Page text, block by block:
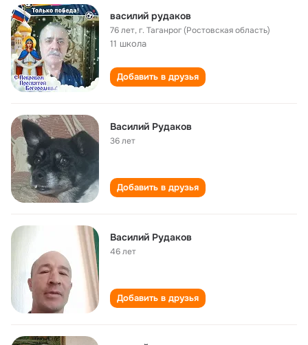
василий рудаков
76 лет,г. Таганрог (Ростовская область)
11 школа
Добавить в друзья
Василий Рудаков
36 лет
Добавить в друзья
Василий Рудаков
46 лет
Добавить в друзья